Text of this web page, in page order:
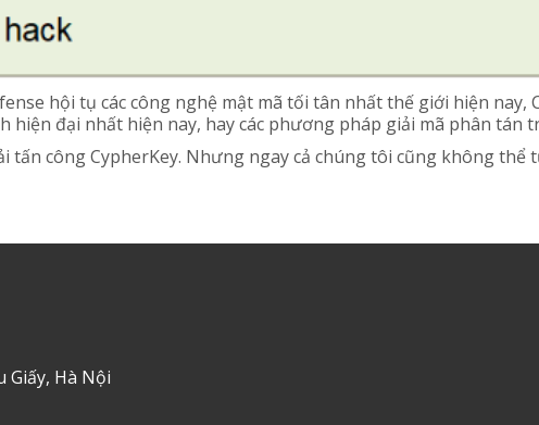
hội tụ các công nghệ mật mã tối tân nhất thế giới hiện nay,
hiện đại nhất hiện nay, hay các phương pháp giải mã phân tán
công CypherKey. Nhưng ngay cả chúng tôi cũng không thể
Giấy, Hà Nội